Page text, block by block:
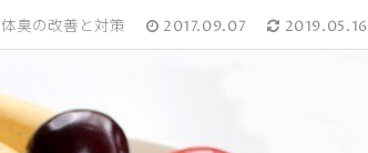
体臭の改善と対策 2017.09.07 2019.05.16